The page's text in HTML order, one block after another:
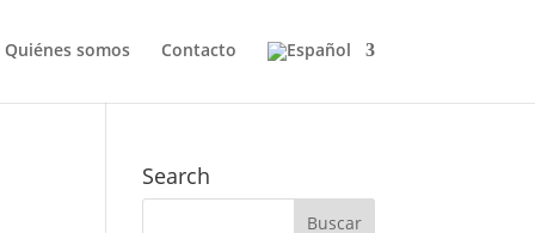
Quiénes somos Contacto
Search